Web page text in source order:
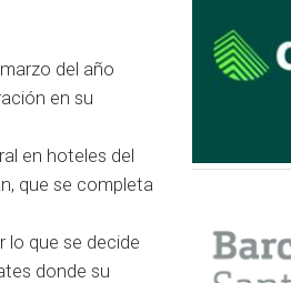
del año
en su
en hoteles del
que se completa
lo que se decide
donde su